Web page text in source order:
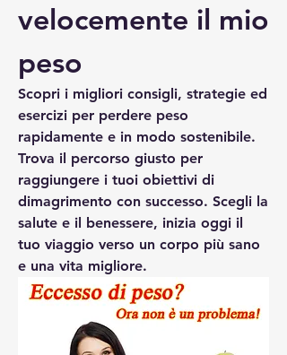
velocemente il mio
peso
Scopri i migliori consigli, strategie ed
esercizi per perdere peso
rapidamente e in modo sostenibile.
Trova il percorso giusto per
raggiungere i tuoi obiettivi di
dimagrimento con successo. Scegli la
salute e il benessere, inizia oggi il
tuo viaggio verso un corpo più sano
e una vita migliore.